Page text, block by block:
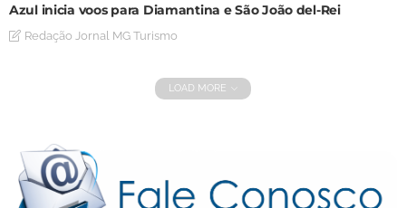
Azul inicia voos para Diamantina e São João del-Rei
Redação Jornal MG Turismo
LOAD MORE